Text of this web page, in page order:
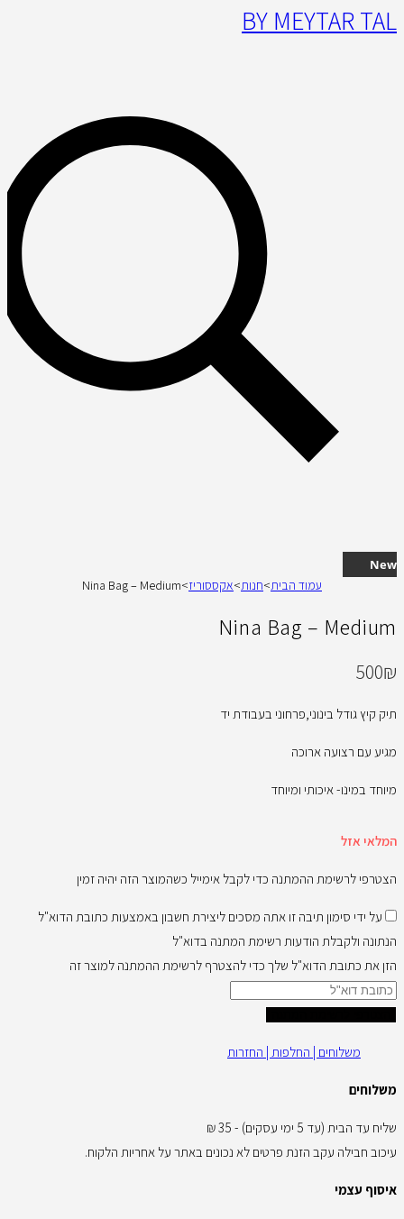
BY MEYTAR TAL
New
עמוד הבית>חנות>אקססוריז>
Nina Bag – Medium
Nina Bag – Medium
500₪
תיק קיץ גודל בינוני,פרחוני בעבודת יד
מגיע עם רצועה ארוכה
מיוחד במינו- איכותי ומיוחד
המלאי אזל
הצטרפי לרשימת ההמתנה כדי לקבל אימייל כשהמוצר הזה יהיה זמין
על ידי סימון תיבה זו אתה מסכים ליצירת חשבון באמצעות כתובת הדוא"ל
הנתונה ולקבלת הודעות רשימת המתנה בדוא"ל
הזן את כתובת הדוא"ל שלך כדי להצטרף לרשימת ההמתנה למוצר זה
משלוחים | החלפות | החזרות
משלוחים
שליח עד הבית (עד 5 ימי עסקים) - 35 ₪
עיכוב חבילה עקב הזנת פרטים לא נכונים באתר על אחריות הלקוח.
איסוף עצמי